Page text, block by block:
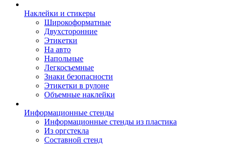
Наклейки и стикеры
Широкоформатные
Двухсторонние
Этикетки
На авто
Напольные
Легкосъемные
Знаки безопасности
Этикетки в рулоне
Объемные наклейки
Информационные стенды
Информационные стенды из пластика
Из оргстекла
Составной стенд